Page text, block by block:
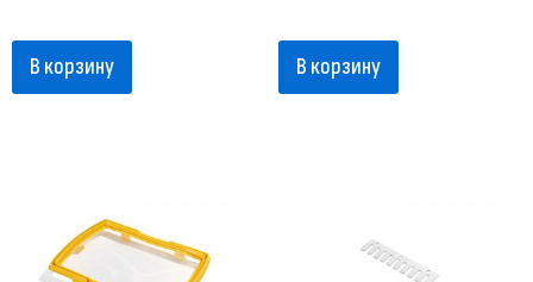
В корзину В корзину